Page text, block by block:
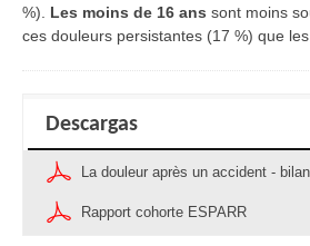
%). Les moins de 16 ans sont moins
ces douleurs persistantes (17 %) que
Descargas
La douleur après un accident -
Rapport cohorte ESPARR